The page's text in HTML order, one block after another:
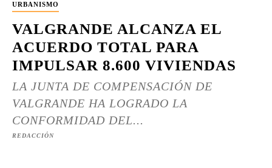
URBANISMO
VALGRANDE ALCANZA EL
ACUERDO TOTAL PARA
IMPULSAR 8.600 VIVIENDAS
LA JUNTA DE COMPENSACIÓN DE
VALGRANDE HA LOGRADO LA
CONFORMIDAD DEL...
REDACCIÓN